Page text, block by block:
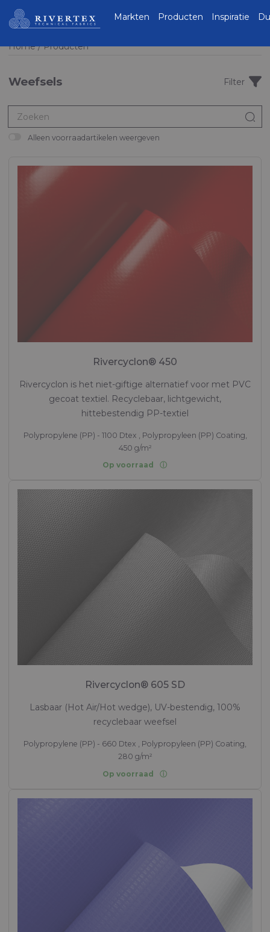
Home Producten
Weefsels
Alleen voorraadartikelen weergeven
Rivercyclon® 450
Rivercyclon is het niet-giftige alternatief voor met PVC
gecoat textiel. Recyclebaar, lichtgewicht,
hittebestendig PP-textiel
Polypropylene (PP) - 1100 Dtex , Polypropyleen (PP) Coating,
450 g/m²
Op voorraad
Rivercyclon® 605 SD
Lasbaar (Hot Air/Hot wedge), UV-bestendig, 100%
recyclebaar weefsel
Polypropylene (PP) - 660 Dtex , Polypropyleen (PP) Coating,
280 g/m²
Op voorraad
Rivertex Technical
Fabrics Group
Markten Producten Inspiratie